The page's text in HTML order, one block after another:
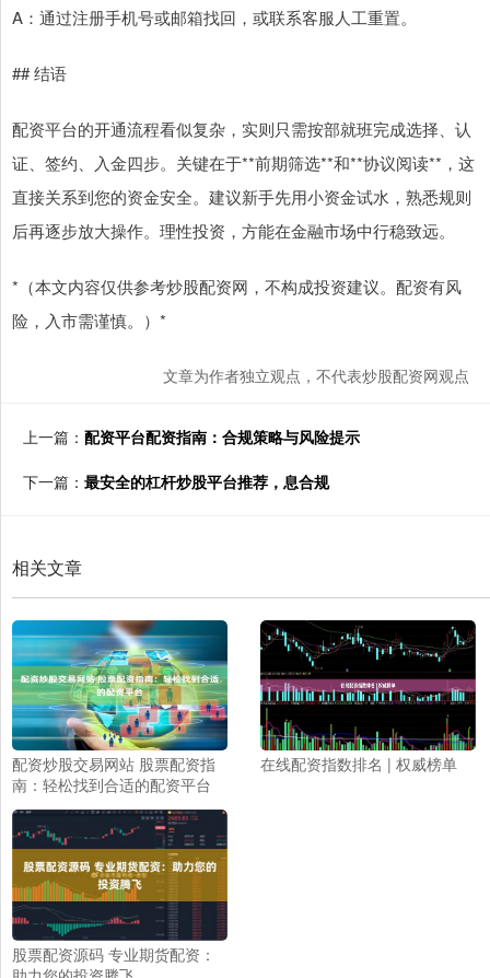
A：通过注册手机号或邮箱找回，或联系客服人工重置。
## 结语
配资平台的开通流程看似复杂，实则只需按部就班完成选择、认
证、签约、入金四步。关键在于**前期筛选**和**协议阅读**，这
直接关系到您的资金安全。建议新手先用小资金试水，熟悉规则
后再逐步放大操作。理性投资，方能在金融市场中行稳致远。
*（本文内容仅供参考炒股配资网，不构成投资建议。配资有风
险，入市需谨慎。）*
文章为作者独立观点，不代表炒股配资网观点
上一篇： 配资平台配资指南：合规策略与风险提示
下一篇： 最安全的杠杆炒股平台推荐，息合规
相关文章
配资炒股交易网站 股票配资指
南：轻松找到合适的配资平台
在线配资指数排名 | 权威榜单
股票配资源码 专业期货配资：